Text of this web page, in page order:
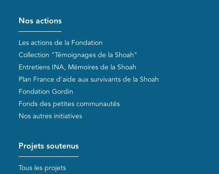
Pied de page
Nos actions
Les actions de la Fondation
Collection "Témoignages de la Shoah"
Entretiens INA, Mémoires de la Shoah
Plan France d'aide aux survivants de la Shoah
Fondation Gordin
Fonds des petites communautés
Nos autres initiatives
Projets soutenus
Tous les projets